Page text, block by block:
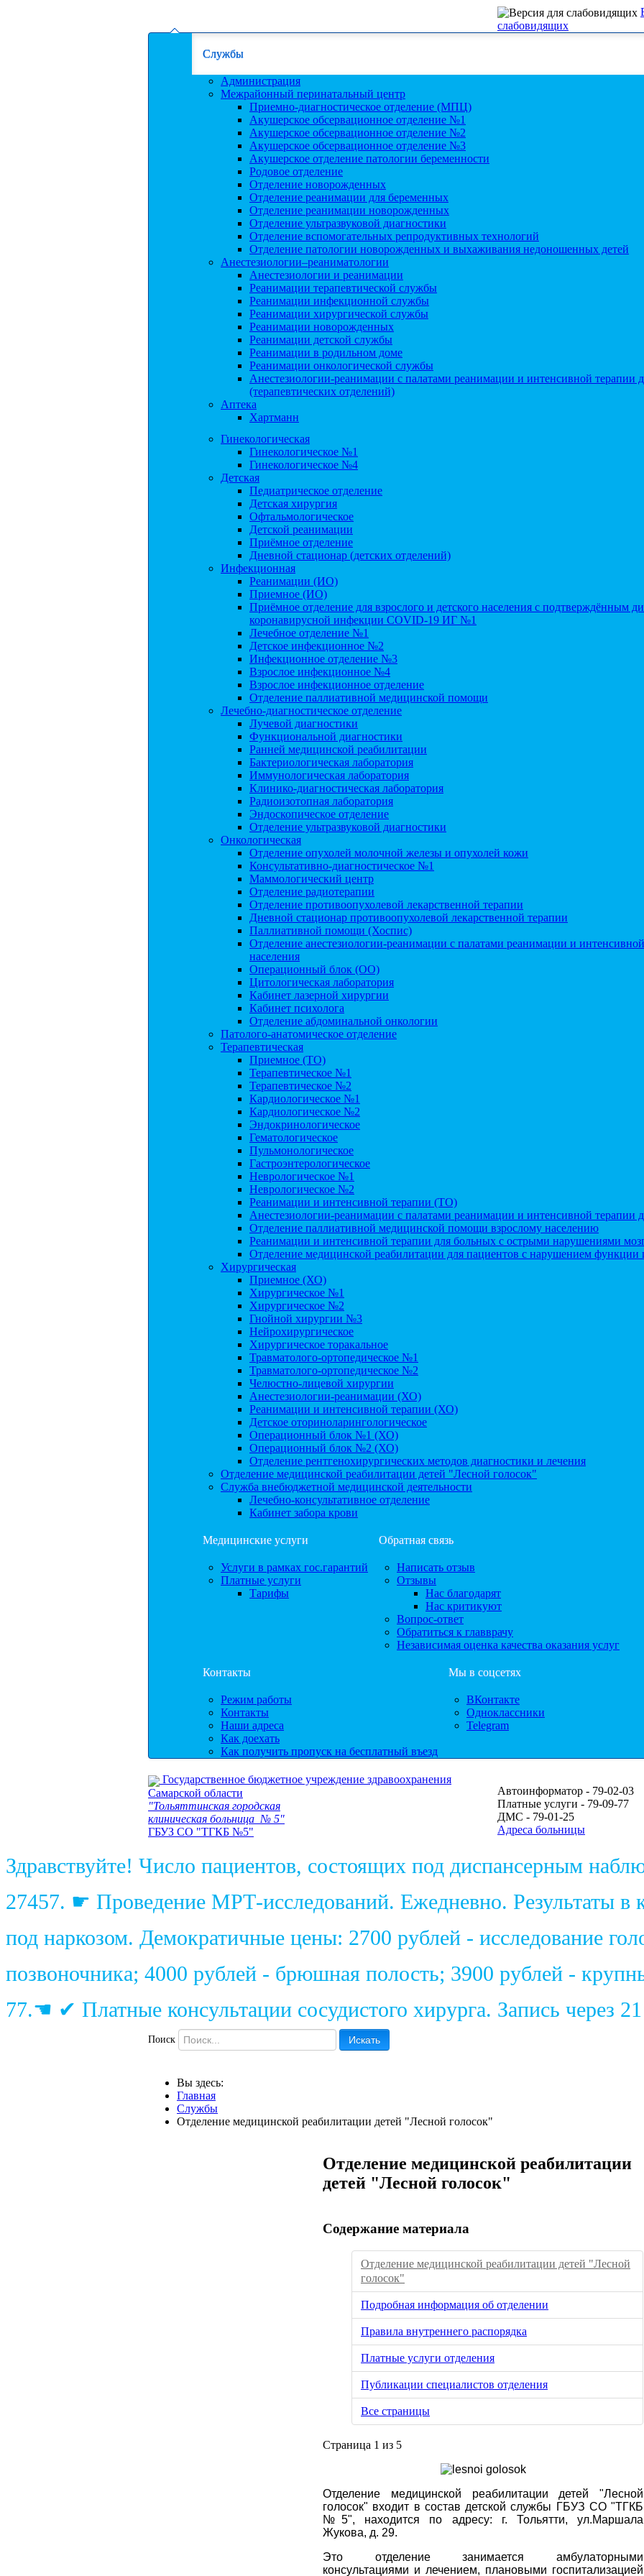
слабовидящих
Службы
Администрация
Межрайонный перинатальный центр
Приемно-диагностическое отделение (МПЦ)
Акушерское обсервационное отделение №1
Акушерское обсервационное отделение №2
Акушерское обсервационное отделение №3
Акушерское отделение патологии беременности
Родовое отделение
Отделение новорожденных
Отделение реанимации для беременных
Отделение реанимации новорожденных
Отделение ультразвуковой диагностики
Отделение вспомогательных репродуктивных технологий
Отделение патологии новорожденных и выхаживания недоношенных детей
Анестезиологии–реаниматологии
Анестезиологии и реанимации
Реанимации терапевтической службы
Реанимации инфекционной службы
Реанимации хирургической службы
Реанимации новорожденных
Реанимации детской службы
Реанимации в родильном доме
Реанимации онкологической службы
Анестезиологии-реанимации с палатами реанимации и интенсивной терапии
(терапевтических отделений)
Аптека
Хартманн
Гинекологическая
Гинекологическое №1
Гинекологическое №4
Детская
Педиатрическое отделение
Детская хирургия
Офтальмологическое
Детской реанимации
Приёмное отделение
Дневной стационар (детских отделений)
Инфекционная
Реанимации (ИО)
Приемное (ИО)
Приёмное отделение для взрослого и детского населения с подтверждённым
коронавирусной инфекции COVID-19 ИГ №1
Лечебное отделение №1
Детское инфекционное №2
Инфекционное отделение №3
Взрослое инфекционное №4
Взрослое инфекционное отделение
Отделение паллиативной медицинской помощи
Лечебно-диагностическое отделение
Лучевой диагностики
Функциональной диагностики
Ранней медицинской реабилитации
Бактериологическая лаборатория
Иммунологическая лаборатория
Клинико-диагностическая лаборатория
Радиоизотопная лаборатория
Эндоскопическое отделение
Отделение ультразвуковой диагностики
Онкологическая
Отделение опухолей молочной железы и опухолей кожи
Консультативно-диагностическое №1
Маммологический центр
Отделение радиотерапии
Отделение противоопухолевой лекарственной терапии
Дневной стационар противоопухолевой лекарственной терапии
Паллиативной помощи (Хоспис)
Отделение анестезиологии-реанимации с палатами реанимации и
населения
Операционный блок (ОО)
Цитологическая лаборатория
Кабинет лазерной хирургии
Кабинет психолога
Отделение абдоминальной онкологии
Патолого-анатомическое отделение
Терапевтическая
Приемное (ТО)
Терапевтическое №1
Терапевтическое №2
Кардиологическое №1
Кардиологическое №2
Эндокринологическое
Гематологическое
Пульмонологическое
Гастроэнтерологическое
Неврологическое №1
Неврологическое №2
Реанимации и интенсивной терапии (ТО)
Анестезиологии-реанимации с палатами реанимации и интенсивной терапии
Отделение паллиативной медицинской помощи взрослому населению
Реанимации и интенсивной терапии для больных с острыми нарушениями
Отделение медицинской реабилитации для пациентов с нарушением функции
Хирургическая
Приемное (ХО)
Хирургическое №1
Хирургическое №2
Гнойной хирургии №3
Нейрохирургическое
Хирургическое торакальное
Травматолого-ортопедическое №1
Травматолого-ортопедическое №2
Челюстно-лицевой хирургии
Анестезиологии-реанимации (ХО)
Реанимации и интенсивной терапии (ХО)
Детское оториноларингологическое
Операционный блок №1 (ХО)
Операционный блок №2 (ХО)
Отделение рентгенохирургических методов диагностики и лечения
Отделение медицинской реабилитации детей "Лесной голосок"
Служба внебюджетной медицинской деятельности
Лечебно-консультативное отделение
Кабинет забора крови
Медицинские услуги
Услуги в рамках гос.гарантий
Платные услуги
Тарифы
Обратная связь
Написать отзыв
Отзывы
Нас благодарят
Нас критикуют
Вопрос-ответ
Обратиться к главврачу
Независимая оценка качества оказания услуг
Контакты
Режим работы
Контакты
Наши адреса
Как доехать
Как получить пропуск на бесплатный въезд
Мы в соцсетях
ВКонтакте
Одноклассники
Telegram
Государственное бюджетное учреждение здравоохранения
Самарской области
"Тольяттинская городская
клиническая больница № 5"
ГБУЗ СО "ТГКБ №5"
Автоинформатор - 79-02-03
Платные услуги - 79-09-77
ДМС - 79-01-25
Адреса больницы
Здравствуйте! Число пациентов, состоящих под диспансерным
27457. ☛ Проведение МРТ-исследований. Ежедневно. Результаты в
под наркозом. Демократичные цены: 2700 рублей - исследование
позвоночника; 4000 рублей - брюшная полость; 3900 рублей -
77.☚ ✔ Платные консультации сосудистого хирурга. Запись через
Поиск Искать
Вы здесь:
Главная
Службы
Отделение медицинской реабилитации детей "Лесной голосок"
Отделение медицинской реабилитации
детей "Лесной голосок"
Содержание материала
Отделение медицинской реабилитации детей "Лесной
голосок"
Подробная информация об отделении
Правила внутреннего распорядка
Платные услуги отделения
Публикации специалистов отделения
Все страницы
Страница 1 из 5
Отделение медицинской реабилитации детей "Лесной
голосок" входит в состав детской службы ГБУЗ СО "ТГКБ
№5", находится по адресу: г. Тольятти, ул.Маршала
Жукова, д. 29.
Это отделение занимается амбулаторными
консультациями и лечением, плановыми госпитализацией